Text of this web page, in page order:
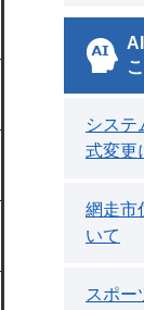
システ
式変更
網走市
いて
スポー